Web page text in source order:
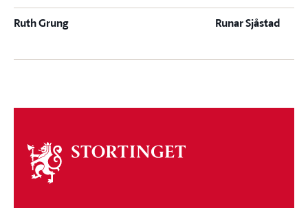
Ruth Grung Runar Sjåstad
Om
stortinget